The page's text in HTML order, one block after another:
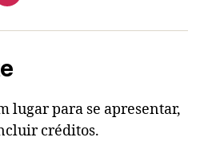
lugar para se apresentar,
créditos.